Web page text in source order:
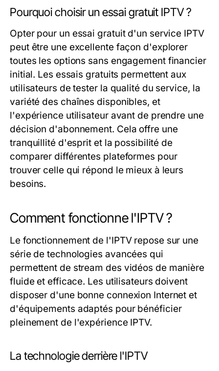
Pourquoi choisir un essai gratuit IPTV ?
Opter pour un essai gratuit d'un service IPTV
peut être une excellente façon d'explorer
toutes les options sans engagement financier
initial. Les essais gratuits permettent aux
utilisateurs de tester la qualité du service, la
variété des chaînes disponibles, et
l'expérience utilisateur avant de prendre une
décision d'abonnement. Cela offre une
tranquillité d'esprit et la possibilité de
comparer différentes plateformes pour
trouver celle qui répond le mieux à leurs
besoins.
Comment fonctionne l'IPTV ?
Le fonctionnement de l'IPTV repose sur une
série de technologies avancées qui
permettent de stream des vidéos de manière
fluide et efficace. Les utilisateurs doivent
disposer d'une bonne connexion Internet et
d'équipements adaptés pour bénéficier
pleinement de l'expérience IPTV.
La technologie derrière l'IPTV